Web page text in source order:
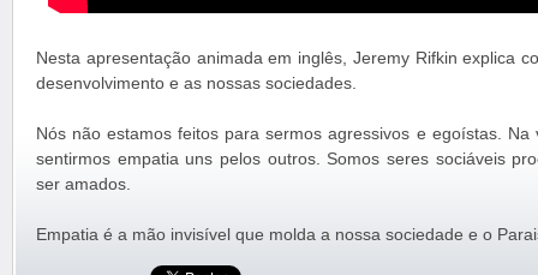
Nesta apresentação animada em inglês, Jeremy Rifkin explica
desenvolvimento e as nossas sociedades.
Nós não estamos feitos para sermos agressivos e egoístas.
sentirmos empatia uns pelos outros. Somos seres sociáveis
ser amados.
Empatia é a mão invisível que molda a nossa sociedade e o